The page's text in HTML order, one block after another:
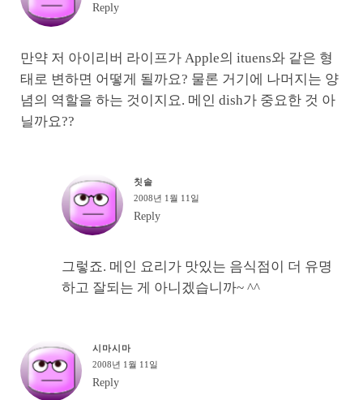
Reply
만약 저 아이리버 라이프가 Apple의 ituens와 같은 형
태로 변하면 어떻게 될까요? 물론 거기에 나머지는 양
념의 역할을 하는 것이지요. 메인 dish가 중요한 것 아
닐까요??
칫솔
2008년 1월 11일
Reply
그렇죠. 메인 요리가 맛있는 음식점이 더 유명
하고 잘되는 게 아니겠습니까~ ^^
시마시마
2008년 1월 11일
Reply